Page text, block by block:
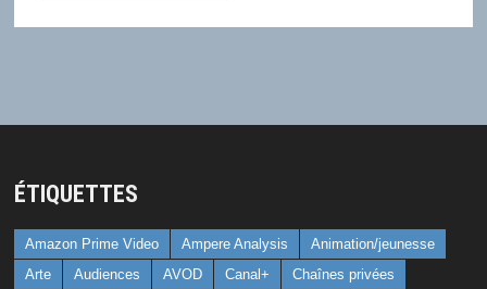
ÉTIQUETTES
Amazon Prime Video Ampere Analysis
Animation/jeunesse
Arte
Audiences AVOD Canal+
Chaînes privées